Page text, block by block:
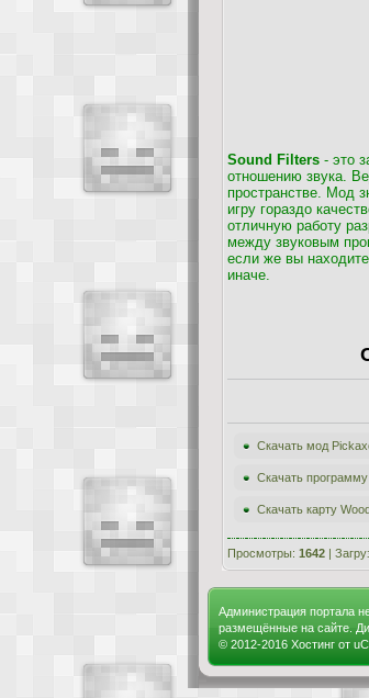
Sound Filters- это
отношению звука.
пространстве. Мод
игру гораздо
отличную работу
между звуковым
если же вы
иначе.
Скачать мод
Скачать
Скачать карту
Просмотры: 1642|
Администрация портала
размещённые на сайте.
© 2012-2016 Хостинг от